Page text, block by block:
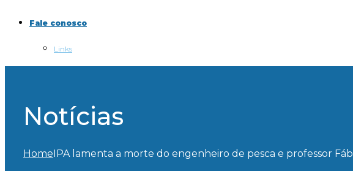
Fale conosco
Links
Notícias
HomeIPA lamenta a morte do engenheiro de pesca e professor